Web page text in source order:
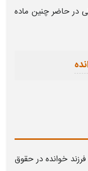
در حاضر چنین ماده
خوانده در حقوق